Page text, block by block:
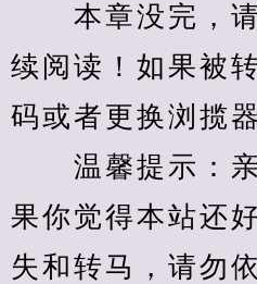
本章没完，请
续阅读！如果被
码或者更换浏揽
温馨提示：亲
果你觉得本站还
失和转马，请勿